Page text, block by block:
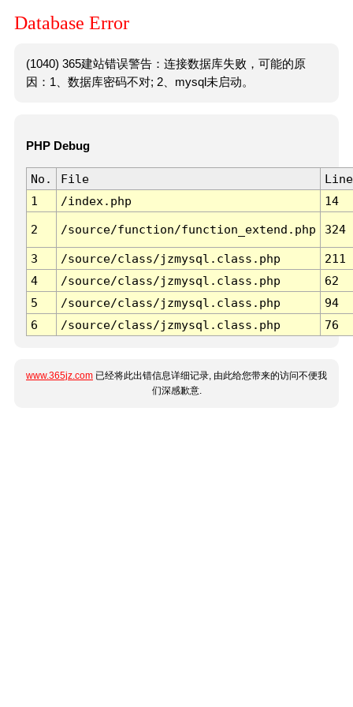
Database Error
(1040) 365建站错误警告：连接数据库失败，可能的原
因：1、数据库密码不对; 2、mysql未启动。
PHP Debug
No. File
Line
1
/index.php 14
2 /source/function/function_extend.php 324
3 /source/class/jzmysql.class.php
211
4
/source/class/jzmysql.class.php
62
5
/source/class/jzmysql.class.php
94
6
/source/class/jzmysql.class.php 76
www.365jz.com 已经将此出错信息详细记录, 由此给您带来的访问不便我
们深感歉意.